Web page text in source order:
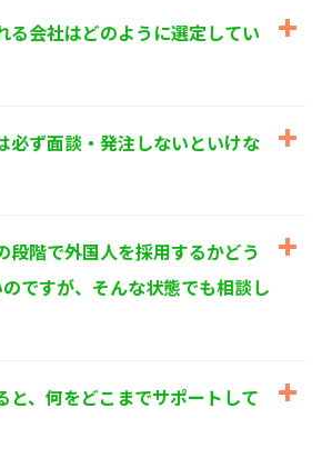
利用もしくは提供の停止等を求めら
つ遅滞なく応じます。
が定める指針およびその他の規範を
ース･ワン 個人情報保護担当
る会社はどのように選定してい
必ず面談・発注しないといけな
段階で外国人を採用するかどう
ですが、そんな状態でも相談し
と、何をどこまでサポートして